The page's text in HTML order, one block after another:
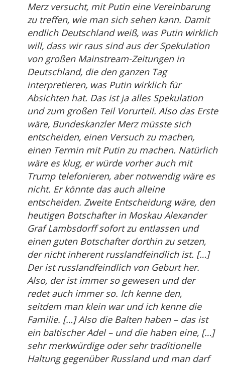
Merz versucht, mit Putin eine Vereinbarung
zu treffen, wie man sich sehen kann. Damit
endlich Deutschland weiß, was Putin wirklich
will, dass wir raus sind aus der Spekulation
von großen Mainstream-Zeitungen in
Deutschland, die den ganzen Tag
interpretieren, was Putin wirklich für
Absichten hat. Das ist ja alles Spekulation
und zum großen Teil Vorurteil. Also das Erste
wäre, Bundeskanzler Merz müsste sich
entscheiden, einen Versuch zu machen,
einen Termin mit Putin zu machen. Natürlich
wäre es klug, er würde vorher auch mit
Trump telefonieren, aber notwendig wäre es
nicht. Er könnte das auch alleine
entscheiden. Zweite Entscheidung wäre, den
heutigen Botschafter in Moskau Alexander
Graf Lambsdorff sofort zu entlassen und
einen guten Botschafter dorthin zu setzen,
der nicht inherent russlandfeindlich ist. […]
Der ist russlandfeindlich von Geburt her.
Also, der ist immer so gewesen und der
redet auch immer so. Ich kenne den,
seitdem man klein war und ich kenne die
Familie. […] Also die Balten haben – das ist
ein baltischer Adel – und die haben eine, […]
sehr merkwürdige oder sehr traditionelle
Haltung gegenüber Russland und man darf